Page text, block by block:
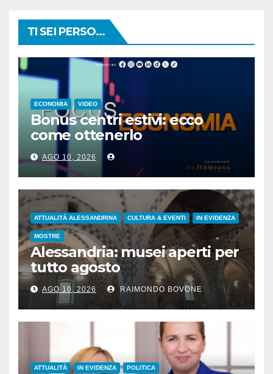
TI SEI PERSO...
ECONOMIA VIDEO
Bonus centri estivi: ecco
come ottenerlo
AGO 10, 2026
ATTUALITÀ ALESSANDRINA CULTURA & EVENTI IN EVIDENZA
MOSTRE
Alessandria: musei aperti per
tutto agosto
AGO 10, 2026 RAIMONDO BOVONE
ATTUALITÀ IN EVIDENZA POLITICA